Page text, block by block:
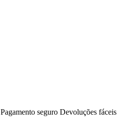
Pagamento seguro Devoluções fáceis